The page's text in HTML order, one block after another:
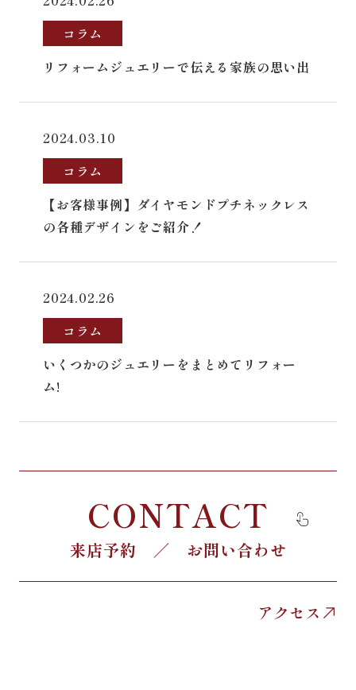
コラム
リフォームジュエリーで伝える家族の思い出
2024.03.10
コラム
【お客様事例】ダイヤモンドプチネックレス
の各種デザインをご紹介！
2024.02.26
コラム
いくつかのジュエリーをまとめてリフォー
ム!
CONTACT
来店予約 ／ お問い合わせ
アクセス